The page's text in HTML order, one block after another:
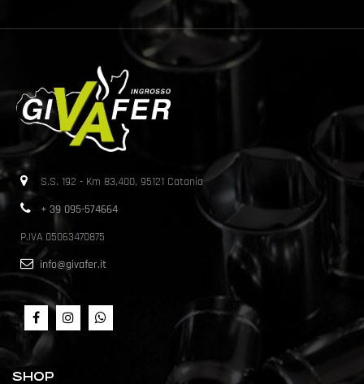
S.S. 192 - Km 83,400, 95121 Catania
+ 39 095-574664
P.IVA 05063470875
info@givafer.it
SHOP